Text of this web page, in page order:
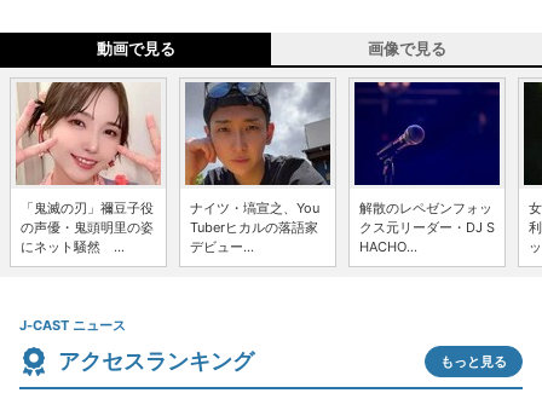
動画で見る 画像で見る
「鬼滅の刃」禰豆子役
の声優・鬼頭明里の姿
にネット騒然 ...
ナイツ・塙宣之、You
Tuberヒカルの落語家
デビュー...
解散のレペゼンフォッ
クス元リーダー・DJ S
HACHO...
J-CAST ニュース
アクセスランキング もっと見る